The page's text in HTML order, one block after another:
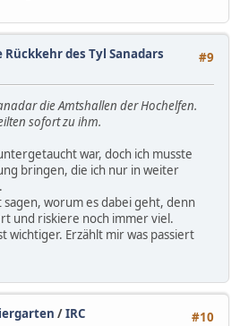
#9
Rückkehr des Tyl Sanadars
die Amtshallen der Hochelfen.
sofort zu ihm.
war, doch ich musste
bringen, die ich nur in weiter
sagen, worum es dabei geht, denn
und riskiere noch immer viel.
wichtiger. Erzählt mir was passiert
#10
/IRC